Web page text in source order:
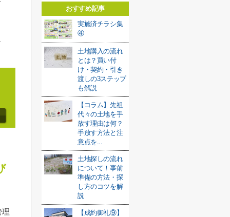
理
おすすめ記事
実施済チラシ集
④
土地購入の流れ
とは？買い付
け・契約・引き
渡しの3ステップ
も解説
【コラム】先祖
代々の土地を手
放す理由は何？
手放す方法と注
意点を...
土地探しの流れ
について！事前
準備の方法・探
し方のコツを解
説
【成約御礼⑨】